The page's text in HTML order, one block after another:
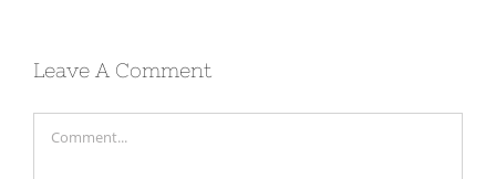
Leave A Comment
Comment